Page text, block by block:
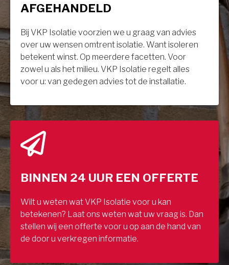
AFGEHANDELD
Bij VKP Isolatie voorzien we u graag van advies
over uw wensen omtrent isolatie. Want isoleren
betekent winst. Op meerdere facetten. Voor
zowel u als het milieu. VKP Isolatie regelt alles
voor u: van gedegen advies tot de installatie.
BINNEN 24 UUR EEN OFFERTE
Wilt u weten wat VKP Isolatie voor u kan
betekenen? Laat ons weten wat uw vraag is. Dan
stellen wij een offerte voor u op aan de hand van
de door u verkregen informatie.